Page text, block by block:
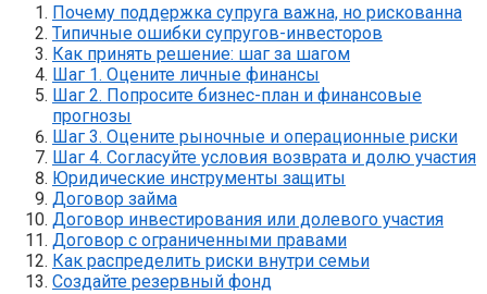
Почему поддержка супруга важна, но рискованна
Типичные ошибки супругов-инвесторов
Как принять решение: шаг за шагом
Шаг 1. Оцените личные финансы
Шаг 2. Попросите бизнес-план и финансовые
прогнозы
Шаг 3. Оцените рыночные и операционные риски
Шаг 4. Согласуйте условия возврата и долю участия
Юридические инструменты защиты
Договор займа
Договор инвестирования или долевого участия
Договор с ограниченными правами
Как распределить риски внутри семьи
Создайте резервный фонд